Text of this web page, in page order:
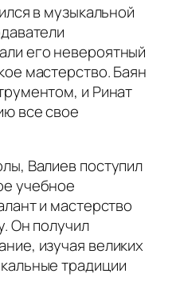
в музыкальной
его невероятный
мастерство. Баян
и Ринат
все свое
Валиев поступил
учебное
и мастерство
Он получил
изучая великих
традиции